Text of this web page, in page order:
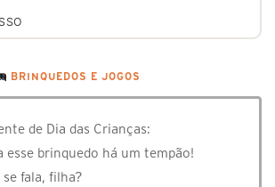
BRINQUEDOS E JOGOS
de Dia das Crianças:
esse brinquedo há um tempão!
se fala, filha?